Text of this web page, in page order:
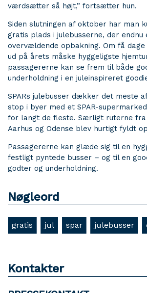
værdsætter så højt,” fortsætter hun.
Siden slutningen af oktober har man
gratis plads i julebusserne, der endnu
overvældende opbakning. Om få
ud på årets måske hyggeligste
passagererne kan se frem til både
underholdning i en juleinspireret
SPARs julebusser dækker det meste
stop i byer med et SPAR-
for langt de fleste. Særligt ruterne fra
Aarhus og Odense blev hurtigt fyldt
Passagererne kan glæde sig til en
festligt pyntede busser – og til en
godter og underholdning.
Nøgleord
gratis jul spar julebusser
Kontakter